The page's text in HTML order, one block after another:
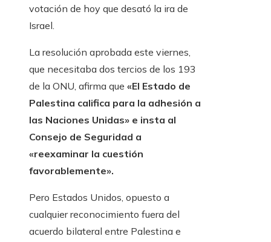
votación de hoy que desató la ira de
Israel.
La resolución aprobada este viernes,
que necesitaba dos tercios de los 193
de la ONU, afirma que «El Estado de
Palestina califica para la adhesión a
las Naciones Unidas» e insta al
Consejo de Seguridad a
«reexaminar la cuestión
favorablemente».
Pero Estados Unidos, opuesto a
cualquier reconocimiento fuera del
acuerdo bilateral entre Palestina e